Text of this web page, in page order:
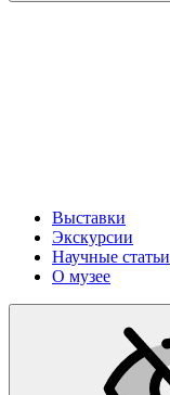
Выставки
Экскурсии
Научные статьи
О музее